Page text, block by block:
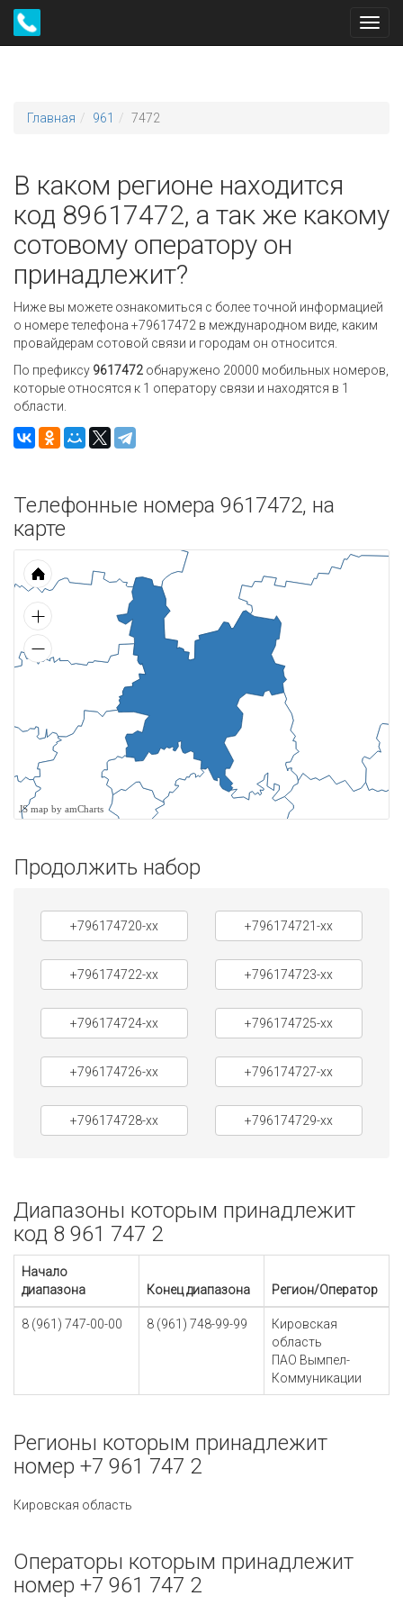
Главная 961 7472
В каком регионе находится
код 89617472, а так же какому
сотовому оператору он
принадлежит?
Ниже вы можете ознакомиться с более точной информацией
о номере телефона +79617472 в международном виде, каким
провайдерам сотовой связи и городам он относится.
По префиксу 9617472 обнаружено 20000 мобильных номеров,
которые относятся к 1 оператору связи и находятся в 1
области.
Телефонные номера 9617472, на
карте
JS map by amCharts
Продолжить набор
+796174720-xx +796174721-xx
+796174722-xx +796174723-xx
+796174724-xx +796174725-xx
+796174726-xx +796174727-xx
+796174728-xx +796174729-xx
Диапазоны которым принадлежит
код 8 961 747 2
Начало
диапазона
Конец диапазона Регион/Оператор
8 (961) 747-00-00 8 (961) 748-99-99
Кировская
область
ПАО Вымпел-
Коммуникации
Регионы которым принадлежит
номер +7 961 747 2
Кировская область
Операторы которым принадлежит
номер +7 961 747 2